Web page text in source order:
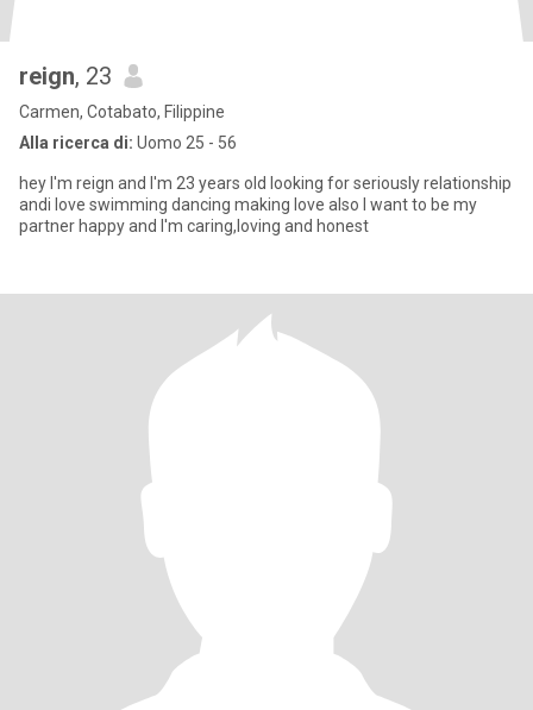
reign, 23
Carmen, Cotabato, Filippine
Alla ricerca di: Uomo 25 - 56
hey I'm reign and I'm 23 years old looking for seriously relationship
andi love swimming dancing making love also I want to be my
partner happy and I'm caring,loving and honest